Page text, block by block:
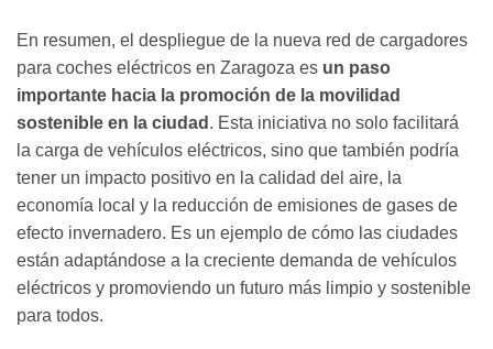
En resumen, el despliegue de la nueva red de cargadores
para coches eléctricos en Zaragoza es un paso
importante hacia la promoción de la movilidad
sostenible en la ciudad . Esta iniciativa no solo facilitará
la carga de vehículos eléctricos, sino que también podría
tener un impacto positivo en la calidad del aire, la
economía local y la reducción de emisiones de gases de
efecto invernadero. Es un ejemplo de cómo las ciudades
están adaptándose a la creciente demanda de vehículos
eléctricos y promoviendo un futuro más limpio y sostenible
para todos.